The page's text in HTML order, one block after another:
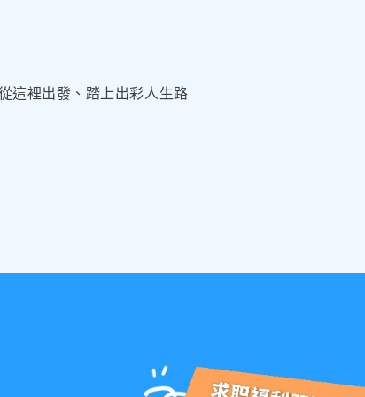
這裡出發、踏上出彩人生路